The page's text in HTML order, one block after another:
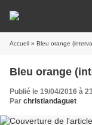
Accueil » Bleu orange
Bleu orange
Publié le 19/04/2016 à
Par christiandaguet